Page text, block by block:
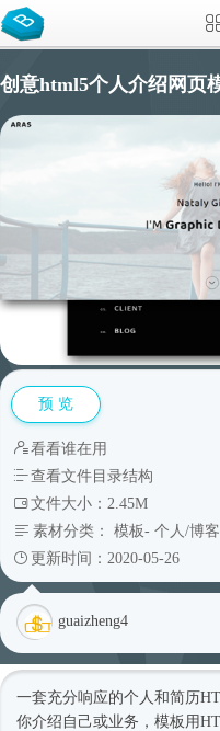
创意html5个人介绍网页
预 览
看看谁在用
查看文件目录结构
文件大小：2.45M
素材分类： 模板- 个人/博客
更新时间：2020-05-26
guaizheng4
一套充分响应的个人和简历
你介绍自己或业务，模板用